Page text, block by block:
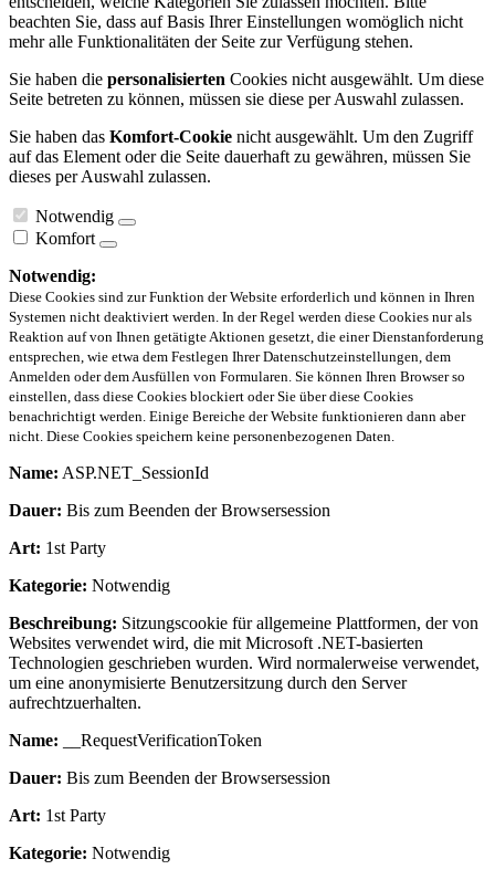
beachten Sie, dass auf Basis Ihrer Einstellungen womöglich nicht
mehr alle Funktionalitäten der Seite zur Verfügung stehen.
Sie haben die personalisierten Cookies nicht ausgewählt. Um diese
Seite betreten zu können, müssen sie diese per Auswahl zulassen.
Sie haben das Komfort-Cookie nicht ausgewählt. Um den Zugriff
auf das Element oder die Seite dauerhaft zu gewähren, müssen Sie
dieses per Auswahl zulassen.
Notwendig
Komfort
Notwendig:
Diese Cookies sind zur Funktion der Website erforderlich und können in Ihren
Systemen nicht deaktiviert werden. In der Regel werden diese Cookies nur als
Reaktion auf von Ihnen getätigte Aktionen gesetzt, die einer Dienstanforderung
entsprechen, wie etwa dem Festlegen Ihrer Datenschutzeinstellungen, dem
Anmelden oder dem Ausfüllen von Formularen. Sie können Ihren Browser so
einstellen, dass diese Cookies blockiert oder Sie über diese Cookies
benachrichtigt werden. Einige Bereiche der Website funktionieren dann aber
nicht. Diese Cookies speichern keine personenbezogenen Daten.
Name: ASP.NET_SessionId
Dauer: Bis zum Beenden der Browsersession
Art: 1st Party
Kategorie: Notwendig
Beschreibung: Sitzungscookie für allgemeine Plattformen, der von
Websites verwendet wird, die mit Microsoft .NET-basierten
Technologien geschrieben wurden. Wird normalerweise verwendet,
um eine anonymisierte Benutzersitzung durch den Server
aufrechtzuerhalten.
Name: __RequestVerificationToken
Dauer: Bis zum Beenden der Browsersession
Art: 1st Party
Kategorie: Notwendig